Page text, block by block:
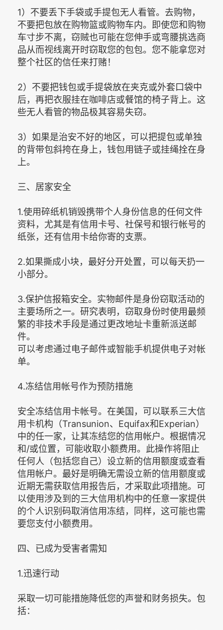
1）不要丢下手袋或手提包无人看管。去购物，
不要把包放在购物篮或购物车内。即使您和购物
车寸步不离，窃贼也可能在您伸手或弯腰挑选商
品从而视线离开时窃取您的包包。您不能拿您对
整个社区的信任来打赌！
2）不要把钱包或手提袋放在夹克或外套口袋中
后，再把衣服挂在咖啡店或餐馆的椅子背上。这
些无人看管的物品极其容易失窃。
3）如果是治安不好的地区，可以把提包或单独
的背带包斜挎在身上，钱包用链子或挂绳拴在身
上。
三、居家安全
1.使用碎纸机销毁携带个人身份信息的任何文件
资料，尤其是有信用卡号、社保号和银行帐号的
纸张，还有信用卡给你寄的支票。
2.如果撕成小块，最好分开处置，可以每天扔一
小部分。
3.保护信报箱安全。实物邮件是身份窃取活动的
主要场所之一。研究表明，窃取身份时使用最频
繁的非技术手段是通过更改地址卡重新派送邮
件。
可以考虑通过电子邮件或智能手机提供电子对帐
单。
4.冻结信用帐号作为预防措施
安全冻结信用卡帐号。在美国，可以联系三大信
用卡机构（Transunion、Equifax和Experian）
中的任一家，让其冻结您的信用帐户。根据情况
和/或位置，可能收取小额费用。此操作将阻止
任何人（包括您自己）设立新的信用额度或查看
信用帐户。最好是明确无需设立新的信用额度或
近期无需获取信用报告后，才采取此项措施。可
以使用涉及到的三大信用机构中的任意一家提供
的个人识别码取消信用冻结，同样，这可能也需
要您支付小额费用。
四、已成为受害者需知
1.迅速行动
采取一切可能措施降低您的声誉和财务损失。包
括：